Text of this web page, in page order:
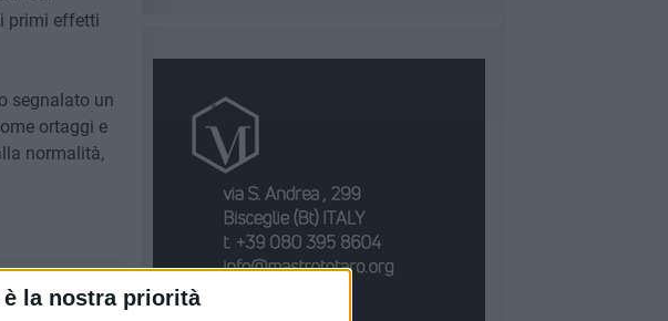
la nostra priorità
primi effetti
segnalato un
ortaggi e
normalità,